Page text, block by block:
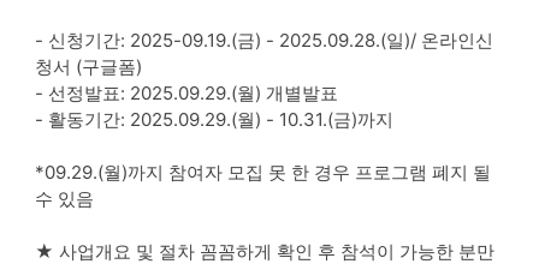
- 신청기간: 2025-09.19.(금) - 2025.09.28.(일)/ 온라인신
청서 (구글폼)
- 선정발표: 2025.09.29.(월) 개별발표
- 활동기간: 2025.09.29.(월) - 10.31.(금)까지
*09.29.(월)까지 참여자 모집 못 한 경우 프로그램 폐지 될
수 있음
★ 사업개요 및 절차 꼼꼼하게 확인 후 참석이 가능한 분만